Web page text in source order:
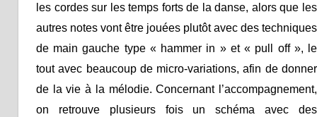
les cordes sur les temps forts de la danse, alors que les
autres notes vont être jouées plutôt avec des techniques
de main gauche type « hammer in » et « pull off », le
tout avec beaucoup de micro-variations, afin de donner
de la vie à la mélodie. Concernant l’accompagnement,
on retrouve plusieurs fois un schéma avec des